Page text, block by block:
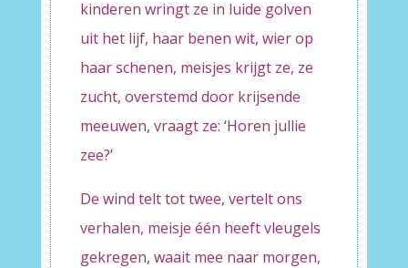
kinderen wringt ze in luide golven
uit het lijf, haar benen wit, wier op
haar schenen, meisjes krijgt ze, ze
zucht, overstemd door krijsende
meeuwen, vraagt ze: ‘Horen jullie
zee?’
De wind telt tot twee, vertelt ons
verhalen, meisje één heeft vleugels
gekregen, waait mee naar morgen,